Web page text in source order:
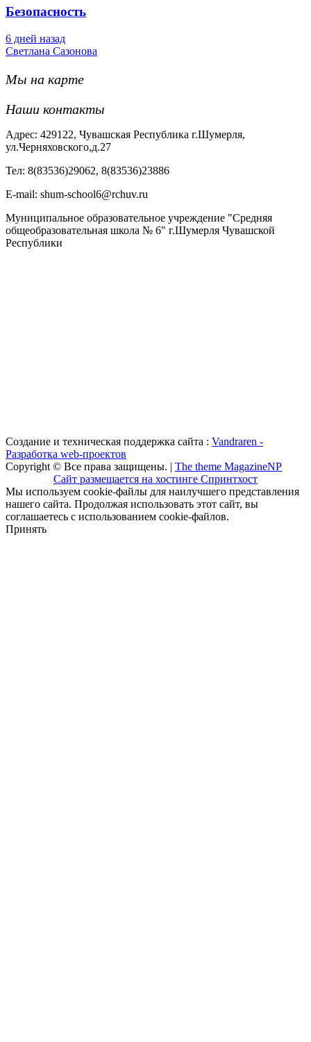
Безопасность
6 дней назад
Светлана Сазонова
Мы на карте
Наши контакты
Адрес: 429122, Чувашская Республика г.Шумерля,
ул.Черняховского,д.27
Тел: 8(83536)29062, 8(83536)23886
Е-mail: shum-school6@rchuv.ru
Муниципальное образовательное учреждение "Средняя
общеобразовательная школа № 6" г.Шумерля Чувашской
Республики
Создание и техническая поддержка сайта : Vandraren -
Разработка web-проектов
Copyright © Все права защищены. | The theme MagazineNP
Сайт размещается на хостинге Спринтхост
Мы используем cookie-файлы для наилучшего представления
нашего сайта. Продолжая использовать этот сайт, вы
соглашаетесь с использованием cookie-файлов.
Принять